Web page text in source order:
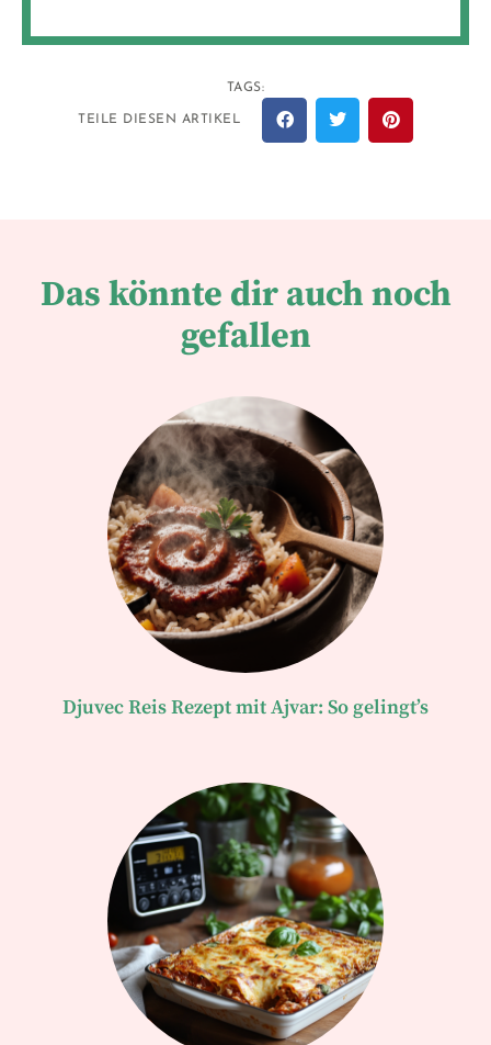
TAGS:
TEILE DIESEN ARTIKEL
Das könnte dir auch noch
gefallen
Djuvec Reis Rezept mit Ajvar: So gelingt’s